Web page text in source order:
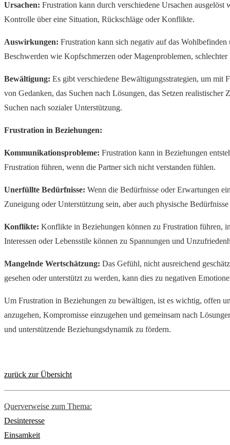
Ursachen: Frustration kann durch verschiedene Ursachen
Kontrolle über eine Situation, Rückschläge oder Konflikte.
Auswirkungen: Frustration kann sich negativ auf das
Beschwerden wie Kopfschmerzen oder Magenproblemen,
Bewältigung: Es gibt verschiedene Bewältigungsstrategien, um mit
von Gedanken, das Suchen nach Lösungen, das Setzen
Suchen nach sozialer Unterstützung.
Frustration in Beziehungen:
Kommunikationsprobleme: Frustration kann in Beziehungen
Frustration führen, wenn die Partner sich nicht verstanden fühlen.
Unerfüllte Bedürfnisse: Wenn die Bedürfnisse oder Erwartungen
Zuneigung oder Unterstützung sein, aber auch physische
Konflikte: Konflikte in Beziehungen können zu Frustration führen,
Interessen oder Lebensstile können zu Spannungen und
Mangelnde Wertschätzung: Das Gefühl, nicht ausreichend
gesehen oder unterstützt zu werden, kann dies zu negativen
Um Frustration in Beziehungen zu bewältigen, ist es wichtig, offen
anzugehen, Kompromisse einzugehen und gemeinsam nach
und unterstützende Beziehungsdynamik zu fördern.
zurück zur Übersicht
Querverweise zum Thema:
Desinteresse
Einsamkeit